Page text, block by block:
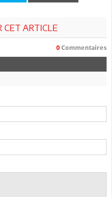
ARTICLE
0 Commentaires